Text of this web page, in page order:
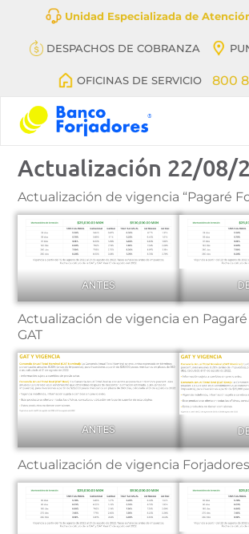
Unidad Especializada de
DESPACHOS DE COBRANZA
OFICINAS DE SERVICIO 800
BanFeliz,
antes
denominado
Banco
Forjadores
Actualización 22/08/
Actualización de vigencia “Pagaré
ANTES
Actualización de vigencia en
GAT
ANTES
Actualización de vigencia